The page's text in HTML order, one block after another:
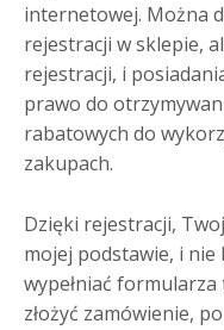
internetowej. Można
rejestracji w sklepie,
rejestracji, i
prawo do
rabatowych do
zakupach.
Dzięki rejestracji,
mojej podstawie, i nie
wypełniać
złożyć zamówienie,